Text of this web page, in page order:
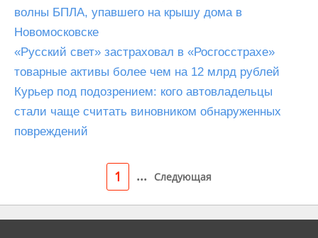
волны БПЛА, упавшего на крышу дома в
Новомосковске
«Русский свет» застраховал в «Росгосстрахе»
товарные активы более чем на 12 млрд рублей
Курьер под подозрением: кого автовладельцы
стали чаще считать виновником обнаруженных
повреждений
1 ... Следующая